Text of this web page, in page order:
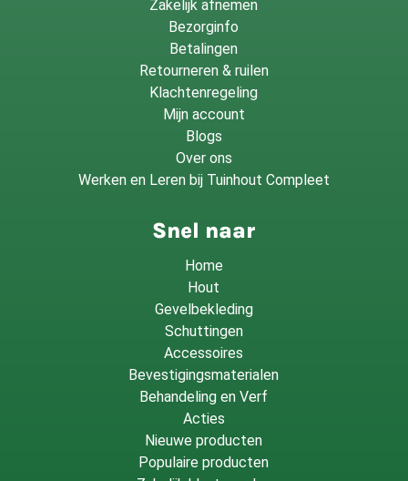
Zakelijk afnemen
Bezorginfo
Betalingen
Retourneren & ruilen
Klachtenregeling
Mijn account
Blogs
Over ons
Werken en Leren bij Tuinhout Compleet
Snel naar
Home
Hout
Gevelbekleding
Schuttingen
Accessoires
Bevestigingsmaterialen
Behandeling en Verf
Acties
Nieuwe producten
Populaire producten